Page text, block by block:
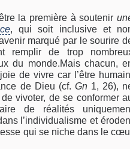
la première à soutenir
, qui soit inclusive et
marqué par le sourire
remplir de trop
du monde.Mais chacun,
de vivre car l’être
de Dieu (cf. Gn1, 26),
vivoter, de se conformer
de réalités
l’individualisme et
qui se niche dans le